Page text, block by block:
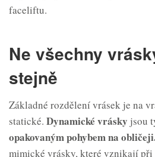
faceliftu.
Ne všechny
stejně
Základné rozdělení vrásek je na
statické. Dynamické vrásky jsou
opakovaným pohybem na
mimické vrásky, které vznikají při